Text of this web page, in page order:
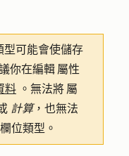
型可能會使儲存
你在編輯 屬性
料 。無法將 屬
計算，也無法
位類型。